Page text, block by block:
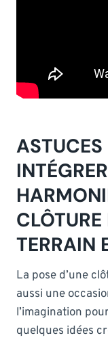
ASTUCES
INTÉGRER
TERRAIN
La pose d’une
aussi une
l’imagination
quelques idées